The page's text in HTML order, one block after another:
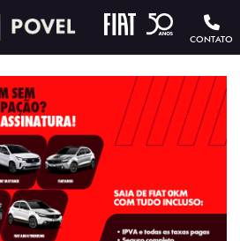
CONTATO